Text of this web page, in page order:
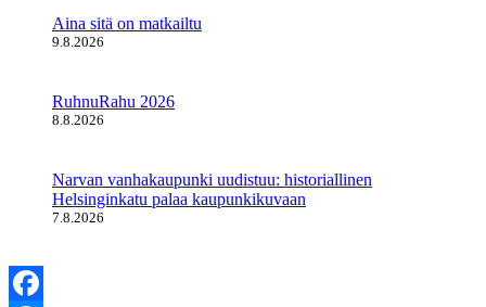
Aina sitä on matkailtu
9.8.2026
RuhnuRahu 2026
8.8.2026
Narvan vanhakaupunki uudistuu: historiallinen
Helsinginkatu palaa kaupunkikuvaan
7.8.2026